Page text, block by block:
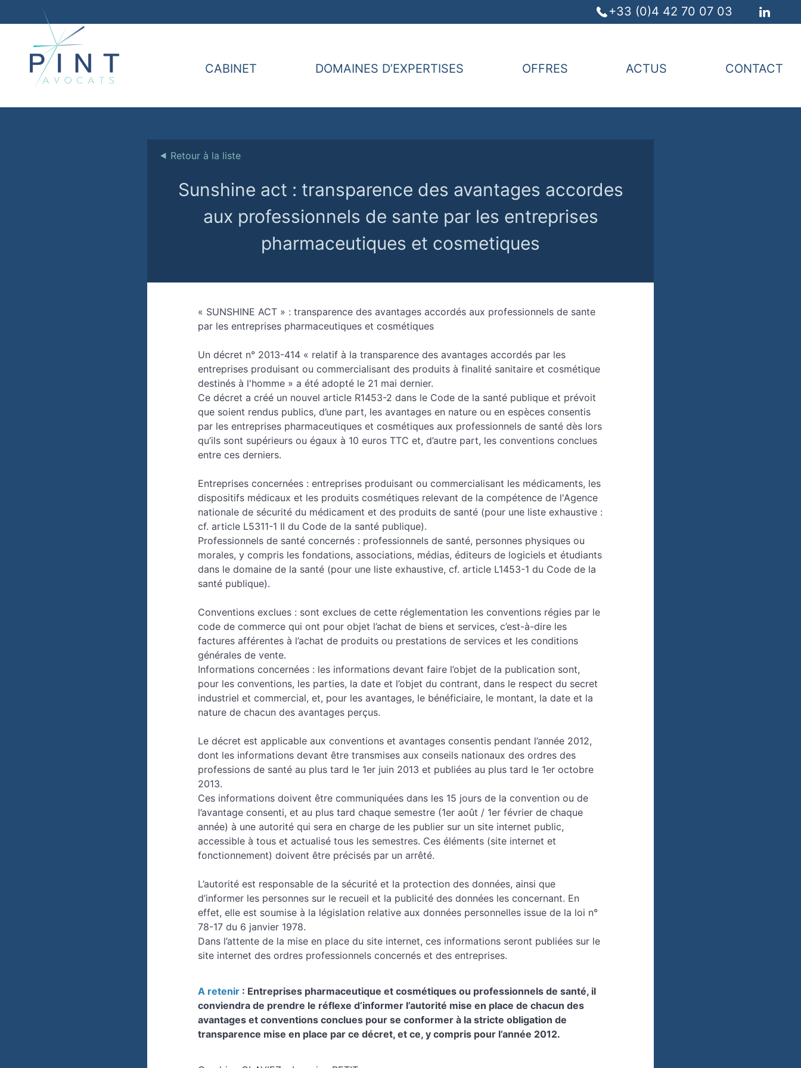
+33 (0)4 42 70 07 03
CABINET DOMAINES D’EXPERTISES OFFRES ACTUS CONTACT
⯇ Retour à la liste
Sunshine act : transparence des avantages accordes
aux professionnels de sante par les entreprises
pharmaceutiques et cosmetiques
« SUNSHINE ACT » : transparence des avantages accordés aux professionnels de sante
par les entreprises pharmaceutiques et cosmétiques
Un décret n° 2013-414 « relatif à la transparence des avantages accordés par les
entreprises produisant ou commercialisant des produits à finalité sanitaire et cosmétique
destinés à l'homme » a été adopté le 21 mai dernier.
Ce décret a créé un nouvel article R1453-2 dans le Code de la santé publique et prévoit
que soient rendus publics, d’une part, les avantages en nature ou en espèces consentis
par les entreprises pharmaceutiques et cosmétiques aux professionnels de santé dès lors
qu’ils sont supérieurs ou égaux à 10 euros TTC et, d’autre part, les conventions conclues
entre ces derniers.
Entreprises concernées : entreprises produisant ou commercialisant les médicaments, les
dispositifs médicaux et les produits cosmétiques relevant de la compétence de l'Agence
nationale de sécurité du médicament et des produits de santé (pour une liste exhaustive :
cf. article L5311-1 II du Code de la santé publique).
Professionnels de santé concernés : professionnels de santé, personnes physiques ou
morales, y compris les fondations, associations, médias, éditeurs de logiciels et étudiants
dans le domaine de la santé (pour une liste exhaustive, cf. article L1453-1 du Code de la
santé publique).
Conventions exclues : sont exclues de cette réglementation les conventions régies par le
code de commerce qui ont pour objet l’achat de biens et services, c’est-à-dire les
factures afférentes à l’achat de produits ou prestations de services et les conditions
générales de vente.
Informations concernées : les informations devant faire l’objet de la publication sont,
pour les conventions, les parties, la date et l’objet du contrant, dans le respect du secret
industriel et commercial, et, pour les avantages, le bénéficiaire, le montant, la date et la
nature de chacun des avantages perçus.
Le décret est applicable aux conventions et avantages consentis pendant l’année 2012,
dont les informations devant être transmises aux conseils nationaux des ordres des
professions de santé au plus tard le 1er juin 2013 et publiées au plus tard le 1er octobre
2013.
Ces informations doivent être communiquées dans les 15 jours de la convention ou de
l’avantage consenti, et au plus tard chaque semestre (1er août / 1er février de chaque
année) à une autorité qui sera en charge de les publier sur un site internet public,
accessible à tous et actualisé tous les semestres. Ces éléments (site internet et
fonctionnement) doivent être précisés par un arrêté.
L’autorité est responsable de la sécurité et la protection des données, ainsi que
d’informer les personnes sur le recueil et la publicité des données les concernant. En
effet, elle est soumise à la législation relative aux données personnelles issue de la loi n°
78-17 du 6 janvier 1978.
Dans l’attente de la mise en place du site internet, ces informations seront publiées sur le
site internet des ordres professionnels concernés et des entreprises.
A retenir : Entreprises pharmaceutique et cosmétiques ou professionnels de santé, il
conviendra de prendre le réflexe d’informer l’autorité mise en place de chacun des
avantages et conventions conclues pour se conformer à la stricte obligation de
transparence mise en place par ce décret, et ce, y compris pour l’année 2012.